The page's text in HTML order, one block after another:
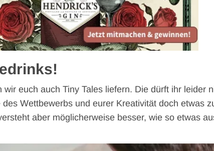
euch auch Tiny Tales liefern. Die dürft ihr leider
Wettbewerbs und eurer Kreativität doch etwas
aber möglicherweise besser, wie so etwas